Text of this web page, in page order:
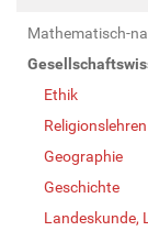
Mathematisch-
Ethik
Religionslehren
Geographie
Geschichte
Landeskunde,